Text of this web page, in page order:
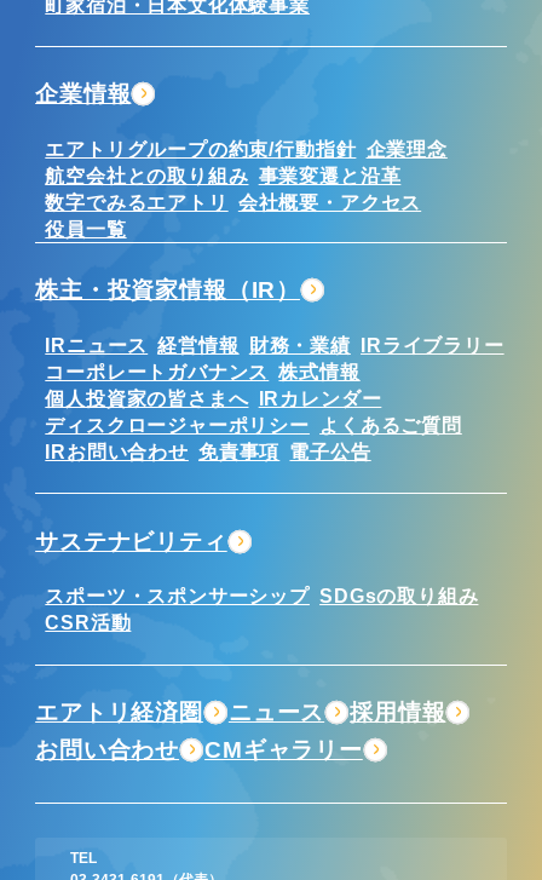
TEL
町家宿泊・日本文化体験事業
企業情報
エアトリグループの約束/行動指針 企業理念
航空会社との取り組み 事業変遷と沿革
数字でみるエアトリ
会社概要・アクセス
役員一覧
株主・投資家情報（IR）
IRニュース 経営情報 財務・業績 IRライブラリー
コーポレートガバナンス 株式情報
個人投資家の皆さまへ IRカレンダー
ディスクロージャーポリシー
よくあるご質問
IRお問い合わせ 免責事項 電子公告
サステナビリティ
スポーツ・スポンサーシップ SDGsの取り組み
CSR活動
エアトリ経済圏 ニュース
採用情報
お問い合わせ
CMギャラリー